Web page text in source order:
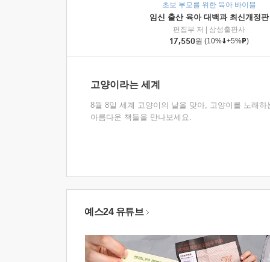
초보 부모를 위한 육아 바이블
임신 출산 육아 대백과 최신개정판
편집부 저
삼성출판사
17,550원 (10% +5% )
고양이라는 세계
8월 8일 세계 고양이의 날을 맞아, 고양이를 노래하
아름다운 책들을 만나보세요.
예스24 유튜브